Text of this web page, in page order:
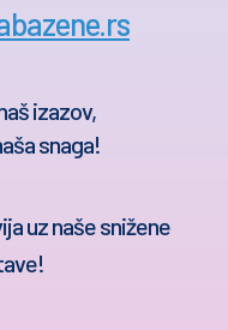
izazov,
snaga!
uz naše snižene